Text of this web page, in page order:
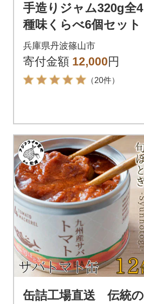
手造りジャム320g全4
種味くらべ6個セット
兵庫県丹波篠山市
寄付金額 12,000円
（20件）
缶詰工場直送 伝統の